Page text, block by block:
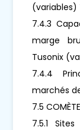
(variables)
7.4.3
marge
Tusonix
7.4.4
marchés
7.5 COMÈTE
7.5.1